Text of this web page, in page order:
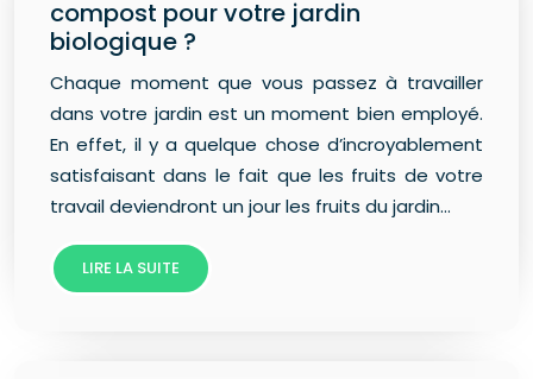
compost pour votre jardin
biologique ?
Chaque moment que vous passez à travailler
dans votre jardin est un moment bien employé.
En effet, il y a quelque chose d’incroyablement
satisfaisant dans le fait que les fruits de votre
travail deviendront un jour les fruits du jardin…
LIRE LA SUITE